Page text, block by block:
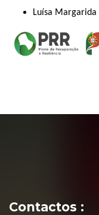
Luísa Margarida
Contactos :